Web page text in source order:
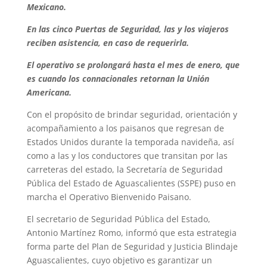
Mexicano.
En las cinco Puertas de Seguridad, las y los viajeros
reciben asistencia, en caso de requerirla.
El operativo se prolongará hasta el mes de enero, que
es cuando los connacionales retornan la Unión
Americana.
Con el propósito de brindar seguridad, orientación y
acompañamiento a los paisanos que regresan de
Estados Unidos durante la temporada navideña, así
como a las y los conductores que transitan por las
carreteras del estado, la Secretaría de Seguridad
Pública del Estado de Aguascalientes (SSPE) puso en
marcha el Operativo Bienvenido Paisano.
El secretario de Seguridad Pública del Estado,
Antonio Martínez Romo, informó que esta estrategia
forma parte del Plan de Seguridad y Justicia Blindaje
Aguascalientes, cuyo objetivo es garantizar un